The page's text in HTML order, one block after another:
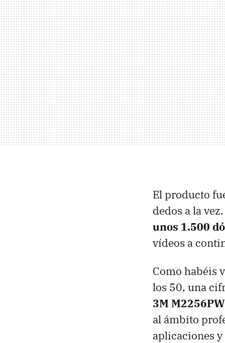
El producto
dedos a la
unos 1.500
vídeos a
Como habéis
los 50, una
3M M2256PW
al ámbito
aplicaciones